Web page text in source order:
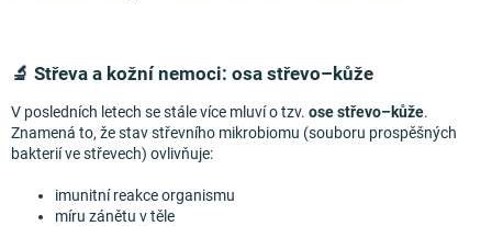
🔬 Střeva a kožní nemoci: osa střevo–kůže
V posledních letech se stále více mluví o tzv. ose střevo–kůže.
Znamená to, že stav střevního mikrobiomu (souboru prospěšných
bakterií ve střevech) ovlivňuje:
imunitní reakce organismu
míru zánětu v těle